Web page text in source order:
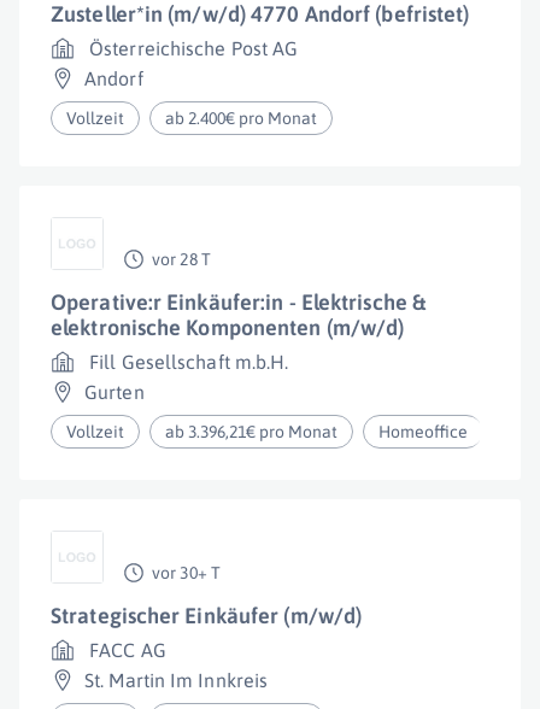
Zusteller*in (m/w/d) 4770 Andorf (befristet)
Österreichische Post AG
Andorf
Vollzeit ab 2.400€ pro Monat
vor 28 T
Operative:r Einkäufer:in - Elektrische &
elektronische Komponenten (m/w/d)
Fill Gesellschaft m.b.H.
Gurten
Vollzeit ab 3.396,21€ pro Monat Homeoffice
vor 30+ T
Strategischer Einkäufer (m/w/d)
FACC AG
St. Martin Im Innkreis